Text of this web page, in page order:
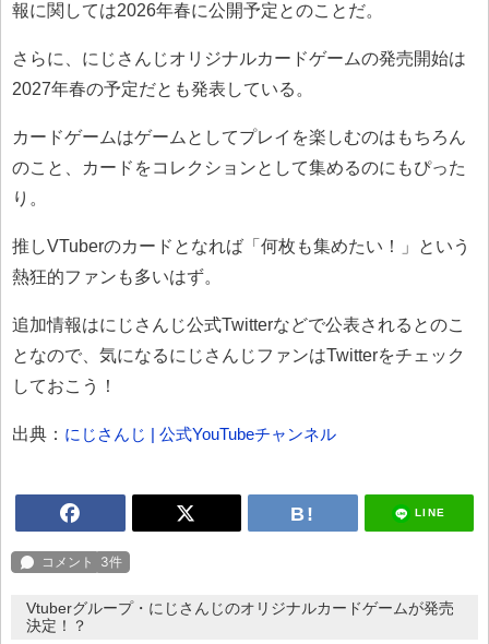
報に関しては2026年春に公開予定とのことだ。
さらに、にじさんじオリジナルカードゲームの発売開始は
2027年春の予定だとも発表している。
カードゲームはゲームとしてプレイを楽しむのはもちろん
のこと、カードをコレクションとして集めるのにもぴった
り。
推しVTuberのカードとなれば「何枚も集めたい！」という
熱狂的ファンも多いはず。
追加情報はにじさんじ公式Twitterなどで公表されるとのこ
となので、気になるにじさんじファンはTwitterをチェック
しておこう！
出典： にじさんじ | 公式YouTubeチャンネル
LINE
Vtuberグループ・にじさんじのオリジナルカードゲームが発売
決定！？